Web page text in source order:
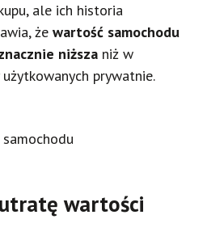
ale ich historia
że wartość samochodu
niższa niż w
prywatnie.
wartości